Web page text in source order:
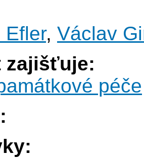
Efler, Václav
zajišťuje:
péče